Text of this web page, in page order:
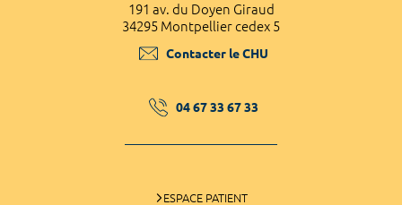
191 av. du Doyen Giraud
34295 Montpellier cedex 5
Contacter le CHU
04 67 33 67 33
ESPACE PATIENT